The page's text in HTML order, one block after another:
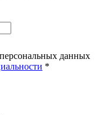
данных
*